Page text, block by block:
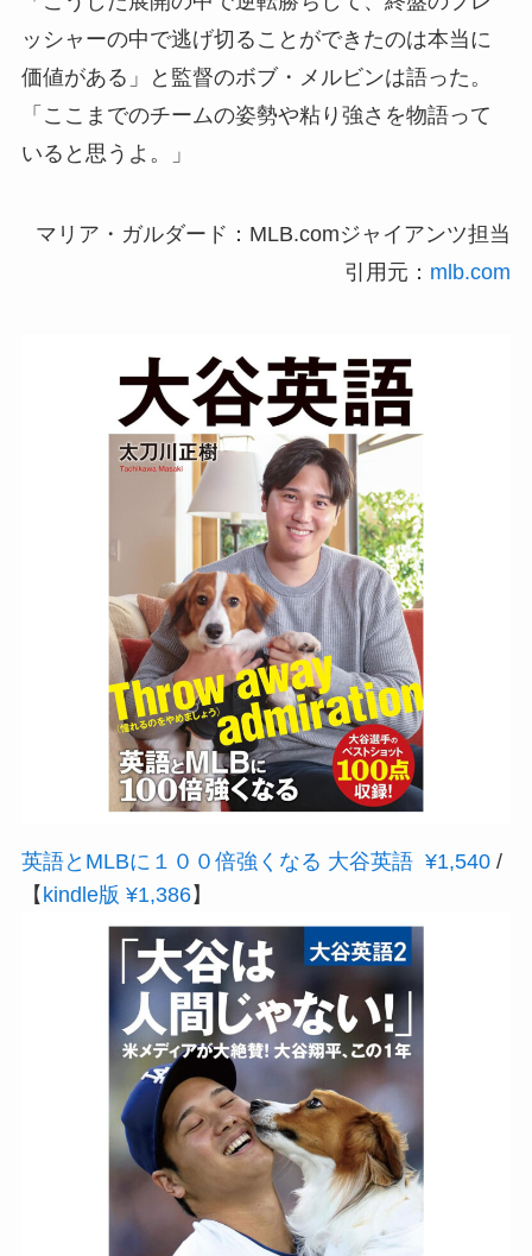
ッシャーの中で逃げ切ることができたのは本当に
価値がある」と監督のボブ・メルビンは語った。
「ここまでのチームの姿勢や粘り強さを物語って
いると思うよ。」
マリア・ガルダード：MLB.comジャイアンツ担当
引用元： mlb.com
英語とMLBに１００倍強くなる 大谷英語 ¥1,540/
【 kindle版 ¥1,386】